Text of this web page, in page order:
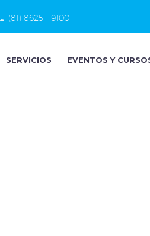
(81) 8625 - 9100
SERVICIOS EVENTOS Y